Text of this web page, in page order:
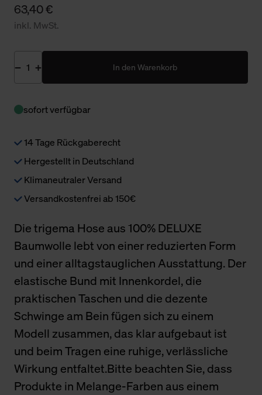
63,40 €
inkl. MwSt.
In den Warenkorb
sofort verfügbar
14 Tage Rückgaberecht
Hergestellt in Deutschland
Klimaneutraler Versand
Versandkostenfrei ab 150€
Die trigema Hose aus 100% DELUXE
Baumwolle lebt von einer reduzierten Form
und einer alltagstauglichen Ausstattung. Der
elastische Bund mit Innenkordel, die
praktischen Taschen und die dezente
Schwinge am Bein fügen sich zu einem
Modell zusammen, das klar aufgebaut ist
und beim Tragen eine ruhige, verlässliche
Wirkung entfaltet.Bitte beachten Sie, dass
Produkte in Melange-Farben aus einem